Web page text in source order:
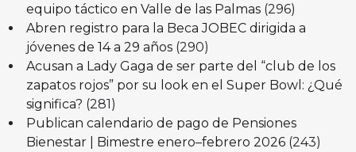
equipo táctico en Valle de las Palmas (296)
Abren registro para la Beca JOBEC dirigida a
jóvenes de 14 a 29 años (290)
Acusan a Lady Gaga de ser parte del “club de los
zapatos rojos” por su look en el Super Bowl: ¿Qué
significa? (281)
Publican calendario de pago de Pensiones
Bienestar | Bimestre enero–febrero 2026 (243)